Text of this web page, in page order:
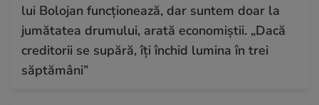
lui Bolojan funcționează, dar suntem doar la
jumătatea drumului, arată economiștii. „Dacă
creditorii se supără, îți închid lumina în trei
săptămâni”